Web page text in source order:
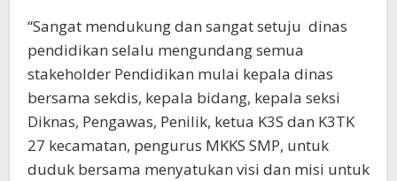
“Sangat mendukung dan sangat setuju dinas
pendidikan selalu mengundang semua
stakeholder Pendidikan mulai kepala dinas
bersama sekdis, kepala bidang, kepala seksi
Diknas, Pengawas, Penilik, ketua K3S dan K3TK
27 kecamatan, pengurus MKKS SMP, untuk
duduk bersama menyatukan visi dan misi untuk